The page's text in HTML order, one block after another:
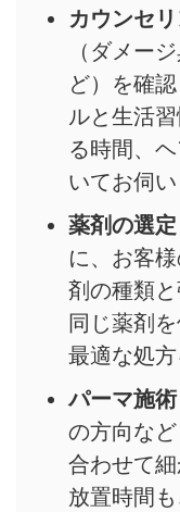
カウンセ
（ダメー
ど）を確
ルと生活
る時間、
いてお伺い
薬剤の選定
に、お客
剤の種類
同じ薬剤
最適な処方
パーマ施術
の方向な
合わせて
放置時間